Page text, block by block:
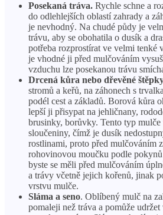
Posekaná tráva. Rychle schne a
do odlehlejších oblastí zahrady a
je nevhodný. Na chudé půdy je
trávu, aby se obohatila o dusík a
potřeba rozprostírat ve velmi tenké
je vhodné ji před mulčováním
vzduchu lze posekanou trávu
Drcená kůra nebo dřevěné
stromů a keřů, na záhonech s
podél cest a základů. Borová kůra
lepší ji přisypat na jehličnany,
brusinky, borůvky. Tento typ mulče
sloučeniny, čímž je dusík
rostlinami, proto před mulčováním
rohovinovou moučku podle
byste se měli před mulčováním
a trávy včetně jejich kořenů, jinak
vrstvu mulče.
Sláma a seno. Oblíbený mulč na
pomaleji než tráva a pomůže udržet